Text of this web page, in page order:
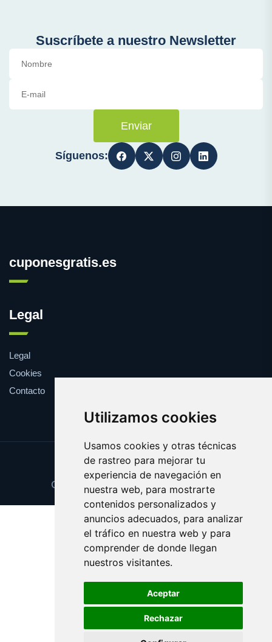
Utilizamos cookies
Usamos cookies y otras técnicas
de rastreo para mejorar tu
experiencia de navegación en
nuestra web, para mostrarte
contenidos personalizados y
anuncios adecuados, para analizar
el tráfico en nuestra web y para
comprender de donde llegan
nuestros visitantes.
Aceptar
Rechazar
Suscríbete a nuestro Newsletter
Enviar
Síguenos:
cuponesgratis.es
Legal
Legal
Cookies
Contacto
Update cookies preferences
Copyright © 2025 cuponesgratis.es